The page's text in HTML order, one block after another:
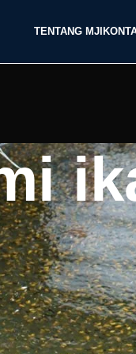
TENTANG MJI
BACA